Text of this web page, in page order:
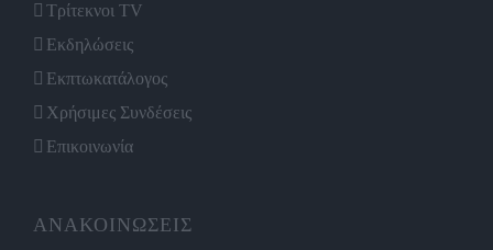
Τρίτεκνοι TV
Εκδηλώσεις
Εκπτωκατάλογος
Χρήσιμες Συνδέσεις
Επικοινωνία
ΑΝΑΚΟΙΝΩΣΕΙΣ